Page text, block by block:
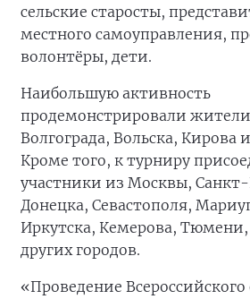
сельские старосты,
местного самоуправления,
волонтёры, дети.
Наибольшую активность
продемонстрировали
Волгограда, Вольска, Кирова
Кроме того, к турниру
участники из Москвы, Санкт-
Донецка, Севастополя,
Иркутска, Кемерова,
других городов.
«Проведение